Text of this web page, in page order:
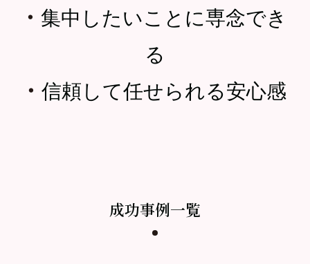
・ 集中したいことに専念でき
る
・ 信頼して任せられる安心感
成功事例一覧